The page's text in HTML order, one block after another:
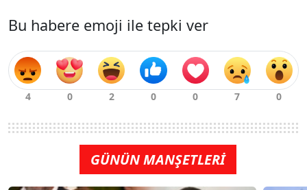
Bu habere emoji ile tepki ver
GÜNÜN MANŞETLERİ